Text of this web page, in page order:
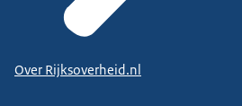
Over Rijksoverheid.nl